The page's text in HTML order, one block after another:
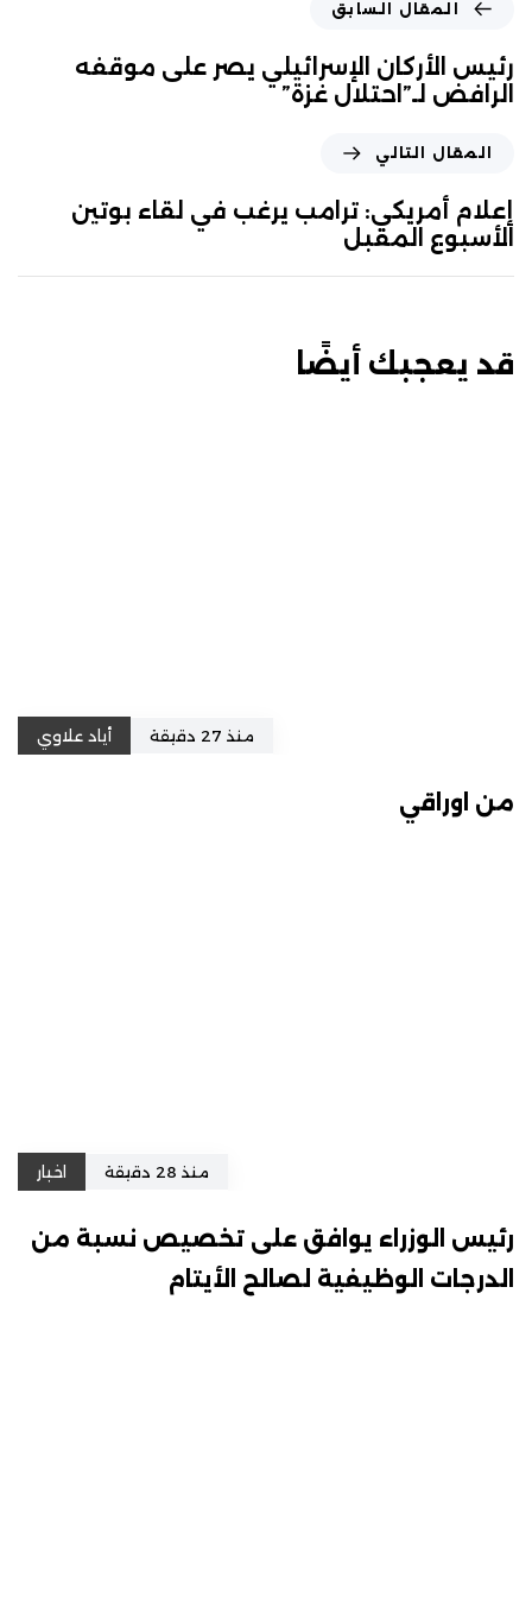
المقال السابق
رئيس الأركان الإسرائيلي يصر على موقفه
الرافض لـ”احتلال غزة”
المقال التالي
إعلام أمريكي: ترامب يرغب في لقاء بوتين
الأسبوع المقبل
قد يعجبك أيضًا
منذ 27 دقيقة أياد علاوي
من اوراقي
منذ 28 دقيقة اخبار
رئيس الوزراء يوافق على تخصيص نسبة من
الدرجات الوظيفية لصالح الأيتام